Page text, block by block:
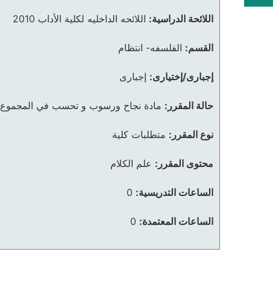
اللائحة الدراسية: اللائحه الداخليه لكلية الأداب 2010
القسم: الفلسفه- انتظام
إجبارى/إختيارى: إجبارى
حالة المقرر: مادة نجاح ورسوب و تحسب في المجموع
نوع المقرر: متطلبات كلية
محتوى المقرر: علم الكلام
الساعات التدريسية: 0
الساعات المعتمدة: 0